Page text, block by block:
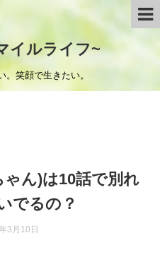
イルライフ~
笑顔で生きたい。
ん)は10話で別れ
でるの？
3月10日